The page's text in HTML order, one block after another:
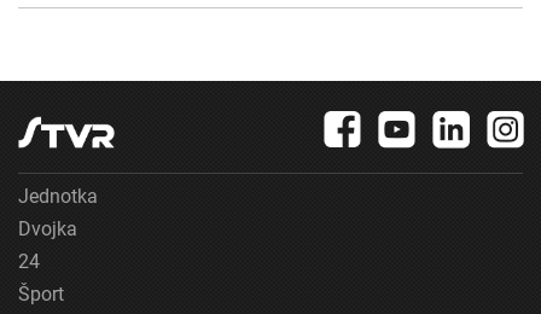
Jednotka
Dvojka
24
Šport